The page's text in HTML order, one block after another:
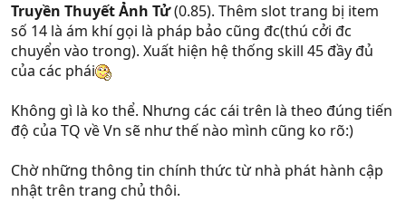
Truyền Thuyết Ảnh Tử(0.85). Thêm slot trang bị item
số 14 là ám khí gọi là pháp bảo cũng đc(thú cởi đc
chuyển vào trong). Xuất hiện hệ thống skill 45 đầy đủ
của các phái
Không gì là ko thể. Nhưng các cái trên là theo đúng tiến
độ của TQ về Vn sẽ như thế nào mình cũng ko rõ:)
Chờ những thông tin chính thức từ nhà phát hành cập
nhật trên trang chủ thôi.